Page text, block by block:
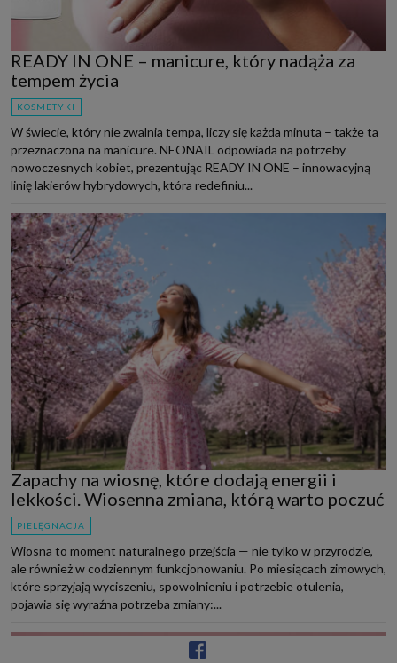
READY IN ONE – manicure, który nadąża za
tempem życia
KOSMETYKI
W świecie, który nie zwalnia tempa, liczy się każda minuta – także ta
przeznaczona na manicure. NEONAIL odpowiada na potrzeby
nowoczesnych kobiet, prezentując READY IN ONE – innowacyjną
linię lakierów hybrydowych, która redefiniu...
Zapachy na wiosnę, które dodają energii i
lekkości. Wiosenna zmiana, którą warto poczuć
PIELĘGNACJA
Wiosna to moment naturalnego przejścia — nie tylko w przyrodzie,
ale również w codziennym funkcjonowaniu. Po miesiącach zimowych,
które sprzyjają wyciszeniu, spowolnieniu i potrzebie otulenia,
pojawia się wyraźna potrzeba zmiany:...